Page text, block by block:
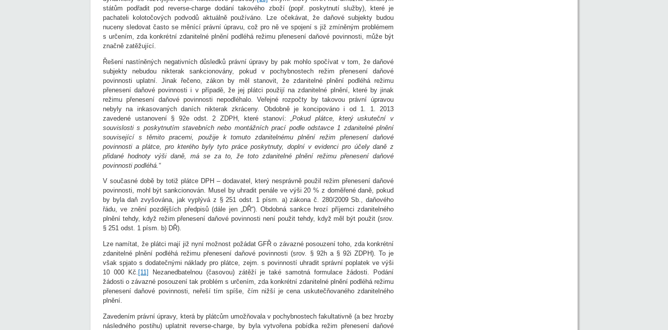
státům podřadit pod reverse-charge dodání takového zboží (popř. poskytnutí služby), které je
pachateli kolotočových podvodů aktuálně používáno. Lze očekávat, že daňové subjekty budou
nuceny sledovat často se měnící právní úpravu, což pro ně ve spojení s již zmíněným problémem
s určením, zda konkrétní zdanitelné plnění podléhá režimu přenesení daňové povinnosti, může být
značně zatěžující.
Řešení nastíněných negativních důsledků právní úpravy by pak mohlo spočívat v tom, že daňové
subjekty nebudou nikterak sankcionovány, pokud v pochybnostech režim přenesení daňové
povinnosti uplatní. Jinak řečeno, zákon by měl stanovit, že zdanitelné plnění podléhá režimu
přenesení daňové povinnosti i v případě, že jej plátci použijí na zdanitelné plnění, které by jinak
režimu přenesení daňové povinnosti nepodléhalo. Veřejné rozpočty by takovou právní úpravou
nebyly na inkasovaných daních nikterak zkráceny. Obdobně je koncipováno i od 1. 1. 2013
zavedené ustanovení § 92e odst. 2 ZDPH, které stanoví:
„Pokud plátce, který uskuteční v
souvislosti s poskytnutím stavebních nebo montážních prací podle odstavce 1 zdanitelné plnění
související s těmito pracemi, použije k tomuto zdanitelnému plnění režim přenesení daňové
povinnosti a plátce, pro kterého byly tyto práce poskytnuty, doplní v evidenci pro účely daně z
přidané hodnoty výši daně, má se za to, že toto zdanitelné plnění režimu přenesení daňové
povinnosti podléhá.“
V současné době by totiž plátce DPH – dodavatel, který nesprávně použil režim přenesení daňové
povinnosti, mohl být sankcionován. Musel by uhradit penále ve výši 20 % z doměřené daně, pokud
by byla daň zvyšována, jak vyplývá z § 251 odst. 1 písm. a) zákona č. 280/2009 Sb., daňového
řádu, ve znění pozdějších předpisů (dále jen „DŘ“). Obdobná sankce hrozí příjemci zdanitelného
plnění tehdy, když režim přenesení daňové povinnosti není použit tehdy, když měl být použit (srov.
§ 251 odst. 1 písm. b) DŘ).
Lze namítat, že plátci mají již nyní možnost požádat GFŘ o závazné posouzení toho, zda konkrétní
zdanitelné plnění podléhá režimu přenesení daňové povinnosti (srov. § 92h a § 92i ZDPH). To je
však spjato s dodatečnými náklady pro plátce, zejm. s povinností uhradit správní poplatek ve výši
10 000 Kč. [11]
Nezanedbatelnou (časovou) zátěží je také samotná formulace žádosti. Podání
žádosti o závazné posouzení tak problém s určením, zda konkrétní zdanitelné plnění podléhá režimu
přenesení daňové povinnosti, neřeší tím spíše, čím nižší je cena uskutečňovaného zdanitelného
plnění.
Zavedením právní úpravy, která by plátcům umožňovala v pochybnostech fakultativně (a bez hrozby
následného postihu) uplatnit reverse-charge, by byla vytvořena pobídka režim přenesení daňové